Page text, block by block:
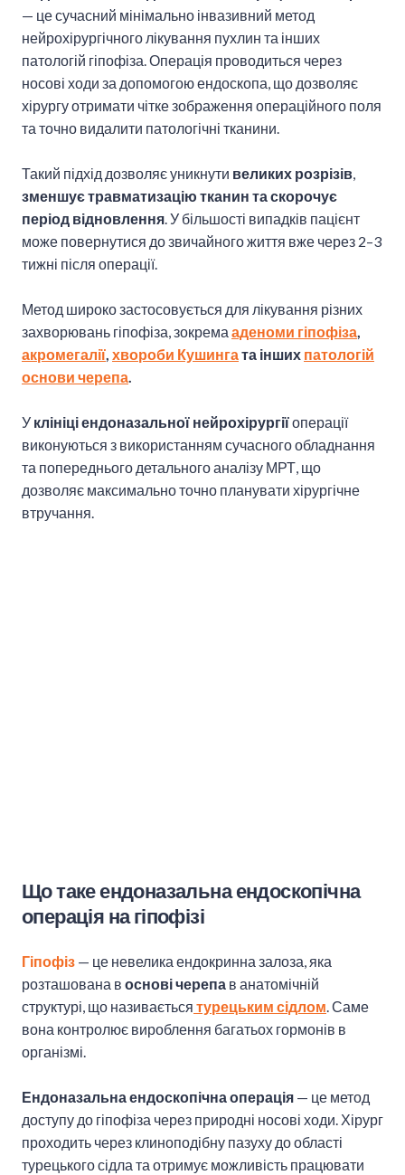
— це сучасний мінімально інвазивний метод
нейрохірургічного лікування пухлин та інших
патологій гіпофіза. Операція проводиться через
носові ходи за допомогою ендоскопа, що дозволяє
хірургу отримати чітке зображення операційного поля
та точно видалити патологічні тканини.
Такий підхід дозволяє уникнути великих розрізів,
зменшує травматизацію тканин та скорочує
період відновлення. У більшості випадків пацієнт
може повернутися до звичайного життя вже через 2–3
тижні після операції.
Метод широко застосовується для лікування різних
захворювань гіпофіза, зокрема аденоми гіпофіза,
акромегалії, хвороби Кушингата інших патологій
основи черепа.
У клініці ендоназальної нейрохірургіїоперації
виконуються з використанням сучасного обладнання
та попереднього детального аналізу МРТ, що
дозволяє максимально точно планувати хірургічне
втручання.
Що таке ендоназальна ендоскопічна
операція на гіпофізі
Гіпофіз — це невелика ендокринна залоза, яка
розташована в основі черепа в анатомічній
структурі, що називається турецьким сідлом. Саме
вона контролює вироблення багатьох гормонів в
організмі.
Ендоназальна ендоскопічна операція — це метод
доступу до гіпофіза через природні носові ходи. Хірург
проходить через клиноподібну пазуху до області
турецького сідла та отримує можливість працювати